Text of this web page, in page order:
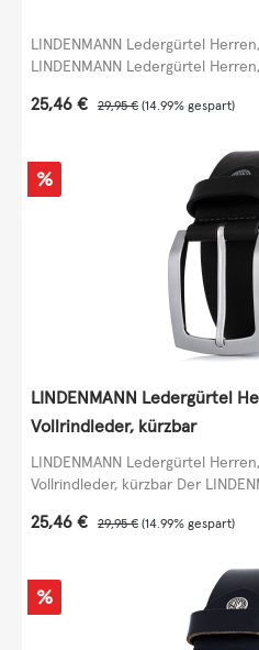
LINDENMANN Ledergürtel
LINDENMANN Ledergürtel
Verkaufspreis:
25,46 € Regulärer Preis:
29,95 € (14.99% gespart)
Rabatt
%
LINDENMANN Ledergürtel
Vollrindleder, kürzbar
LINDENMANN Ledergürtel
Vollrindleder, kürzbar Der
Verkaufspreis:
25,46 € Regulärer Preis:
29,95 € (14.99% gespart)
Rabatt
%